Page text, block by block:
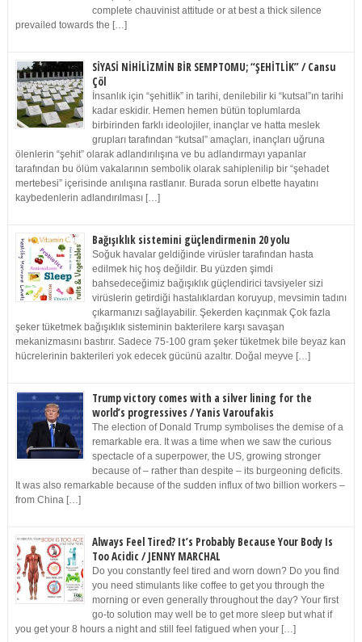
complete chauvinist attitude or at best a thick silence
prevailed towards the […]
SİYASİ NİHİLİZMİN BİR SEMPTOMU; “ŞEHİTLİK” / Cansu
Çöl
İnsanlık için “şehitlik” in tarihi, denilebilir ki “kutsal”ın tarihi
kadar eskidir. Hemen hemen bütün toplumlarda
birbirinden farklı ideolojiler, inançlar ve hatta meslek
grupları tarafından “kutsal” amaçları, inançları uğruna
ölenlerin “şehit” olarak adlandırılışına ve bu adlandırmayı yapanlar
tarafından bu ölüm vakalarının sembolik olarak sahiplenilip bir “şehadet
mertebesi” içerisinde anılışına rastlanır. Burada sorun elbette hayatını
kaybedenlerin adlandırılması […]
Bağışıklık sistemini güçlendirmenin 20 yolu
Soğuk havalar geldiğinde virüsler tarafından hasta
edilmek hiç hoş değildir. Bu yüzden şimdi
bahsedeceğimiz bağışıklık güçlendirici tavsiyeler sizi
virüslerin getirdiği hastalıklardan koruyup, mevsimin tadını
çıkarmanızı sağlayabilir. Şekerden kaçınmak Çok fazla
şeker tüketmek bağışıklık sisteminin bakterilere karşı savaşan
mekanizmasını bastırır. Sadece 75-100 gram şeker tüketmek bile beyaz kan
hücrelerinin bakterileri yok edecek gücünü azaltır. Doğal meyve […]
Trump victory comes with a silver lining for the
world’s progressives / Yanis Varoufakis
The election of Donald Trump symbolises the demise of a
remarkable era. It was a time when we saw the curious
spectacle of a superpower, the US, growing stronger
because of – rather than despite – its burgeoning deficits.
It was also remarkable because of the sudden influx of two billion workers –
from China […]
Always Feel Tired? It’s Probably Because Your Body Is
Too Acidic / JENNY MARCHAL
Do you constantly feel tired and worn down? Do you find
you need stimulants like coffee to get you through the
morning or even generally throughout the day? Your first
go-to solution may well be to get more sleep but what if
you get your 8 hours a night and still feel fatigued when your […]